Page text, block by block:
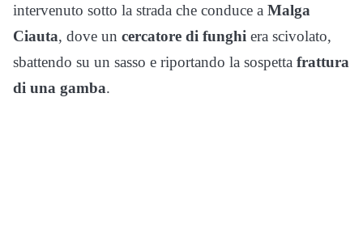
intervenuto sotto la strada che conduce a Malga
Ciauta, dove un cercatore di funghi era scivolato,
sbattendo su un sasso e riportando la sospetta frattura
di una gamba.